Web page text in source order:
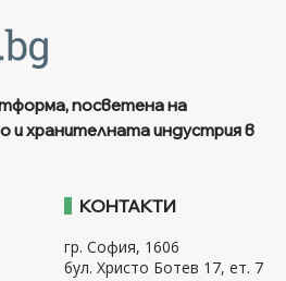
посветена на
и хранителната индустрия в
КОНТАКТИ
гр. София, 1606
бул. Христо Ботев 17, ет. 7